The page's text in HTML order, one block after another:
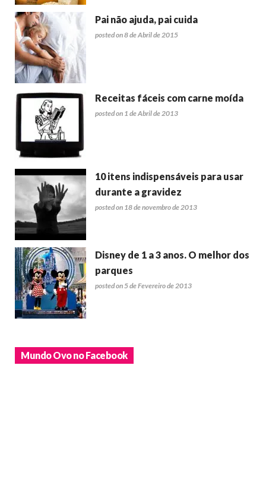
Pai não ajuda, pai cuida
posted on 8 de Abril de 2015
Receitas fáceis com carne moída
posted on 1 de Abril de 2013
10 itens indispensáveis para usar
durante a gravidez
posted on 18 de novembro de 2013
Disney de 1 a 3 anos. O melhor dos
parques
posted on 5 de Fevereiro de 2013
Mundo Ovo no Facebook